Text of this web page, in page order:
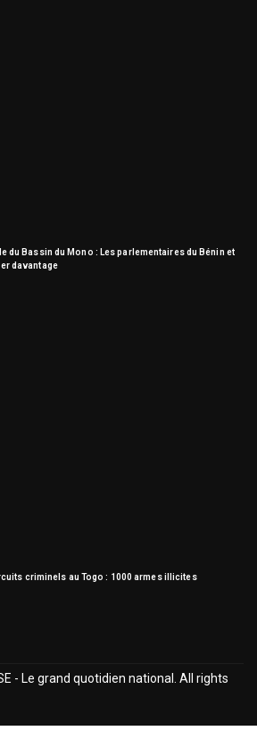
du Bassin du Mono : Les parlementaires du Bénin et
davantage
criminels au Togo : 1000 armes illicites
- Le grand quotidien national. All rights